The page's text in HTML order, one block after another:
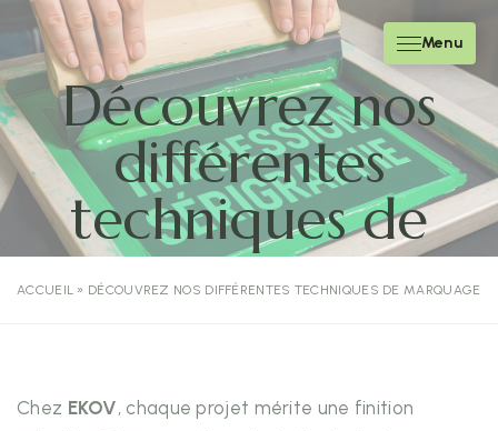
Menu
Découvrez nos
différentes
techniques de
marquage
ACCUEIL » DÉCOUVREZ NOS DIFFÉRENTES TECHNIQUES DE MARQUAGE
Chez EKOV, chaque projet mérite une finition